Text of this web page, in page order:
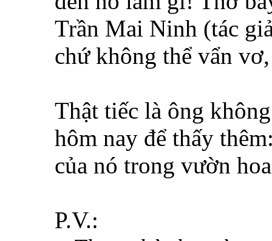
Trần Mai Ninh (tác
chứ không thể vẩn
Thật tiếc là ông
hôm nay để thấy
của nó trong vườn
P.V.: